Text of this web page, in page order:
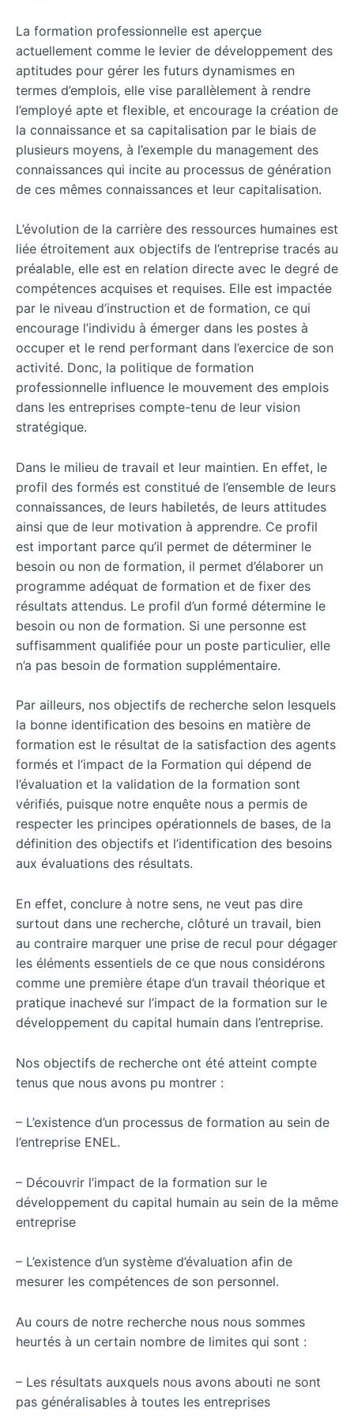
La formation professionnelle est aperçue
actuellement comme le levier de développement des
aptitudes pour gérer les futurs dynamismes en
termes d’emplois, elle vise parallèlement à rendre
l’employé apte et flexible, et encourage la création de
la connaissance et sa capitalisation par le biais de
plusieurs moyens, à l’exemple du management des
connaissances qui incite au processus de génération
de ces mêmes connaissances et leur capitalisation.
L’évolution de la carrière des ressources humaines est
liée étroitement aux objectifs de l’entreprise tracés au
préalable, elle est en relation directe avec le degré de
compétences acquises et requises. Elle est impactée
par le niveau d’instruction et de formation, ce qui
encourage l’individu à émerger dans les postes à
occuper et le rend performant dans l’exercice de son
activité. Donc, la politique de formation
professionnelle influence le mouvement des emplois
dans les entreprises compte-tenu de leur vision
stratégique.
Dans le milieu de travail et leur maintien. En effet, le
profil des formés est constitué de l’ensemble de leurs
connaissances, de leurs habiletés, de leurs attitudes
ainsi que de leur motivation à apprendre. Ce profil
est important parce qu’il permet de déterminer le
besoin ou non de formation, il permet d’élaborer un
programme adéquat de formation et de fixer des
résultats attendus. Le profil d’un formé détermine le
besoin ou non de formation. Si une personne est
suffisamment qualifiée pour un poste particulier, elle
n’a pas besoin de formation supplémentaire.
Par ailleurs, nos objectifs de recherche selon lesquels
la bonne identification des besoins en matière de
formation est le résultat de la satisfaction des agents
formés et l’impact de la Formation qui dépend de
l’évaluation et la validation de la formation sont
vérifiés, puisque notre enquête nous a permis de
respecter les principes opérationnels de bases, de la
définition des objectifs et l’identification des besoins
aux évaluations des résultats.
En effet, conclure à notre sens, ne veut pas dire
surtout dans une recherche, clôturé un travail, bien
au contraire marquer une prise de recul pour dégager
les éléments essentiels de ce que nous considérons
comme une première étape d’un travail théorique et
pratique inachevé sur l’impact de la formation sur le
développement du capital humain dans l’entreprise.
Nos objectifs de recherche ont été atteint compte
tenus que nous avons pu montrer :
– L’existence d’un processus de formation au sein de
l’entreprise ENEL.
– Découvrir l’impact de la formation sur le
développement du capital humain au sein de la même
entreprise
– L’existence d’un système d’évaluation afin de
mesurer les compétences de son personnel.
Au cours de notre recherche nous nous sommes
heurtés à un certain nombre de limites qui sont :
– Les résultats auxquels nous avons abouti ne sont
pas généralisables à toutes les entreprises